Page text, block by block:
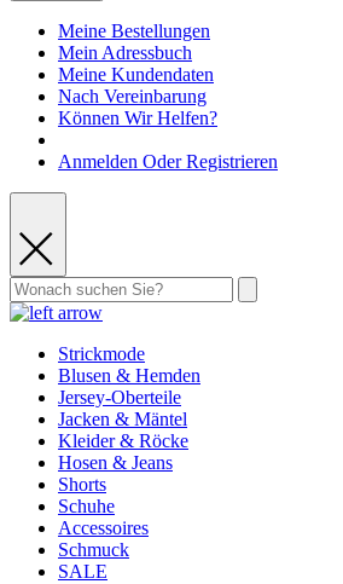
Meine Bestellungen
Mein Adressbuch
Meine Kundendaten
Nach Vereinbarung
Können Wir Helfen?
Anmelden Oder Registrieren
Strickmode
Blusen & Hemden
Jersey-Oberteile
Jacken & Mäntel
Kleider & Röcke
Hosen & Jeans
Shorts
Schuhe
Accessoires
Schmuck
SALE